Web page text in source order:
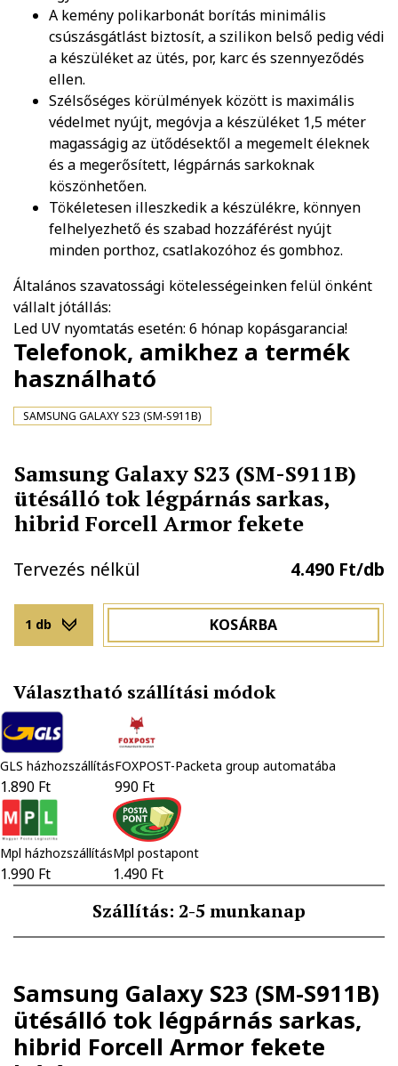
A kemény polikarbonát borítás minimális
csúszásgátlást biztosít, a szilikon belső pedig védi
a készüléket az ütés, por, karc és szennyeződés
ellen.
Szélsőséges körülmények között is maximális
védelmet nyújt, megóvja a készüléket 1,5 méter
magasságig az ütődésektől a megemelt éleknek
és a megerősített, légpárnás sarkoknak
köszönhetően.
Tökéletesen illeszkedik a készülékre, könnyen
felhelyezhető és szabad hozzáférést nyújt
minden porthoz, csatlakozóhoz és gombhoz.
Általános szavatossági kötelességeinken felül önként
vállalt jótállás:
Led UV nyomtatás esetén: 6 hónap kopásgarancia!
Telefonok, amikhez a termék
használható
SAMSUNG GALAXY S23 (SM-S911B)
Samsung Galaxy S23 (SM-S911B)
ütésálló tok légpárnás sarkas,
hibrid Forcell Armor fekete
Tervezés nélkül 4.490 Ft/db
1 db KOSÁRBA
Választható szállítási módok
GLS házhozszállítás
1.890 Ft
FOXPOST-Packeta group automatába
990 Ft
Mpl házhozszállítás
1.990 Ft
Mpl postapont
1.490 Ft
Szállítás: 2-5 munkanap
Samsung Galaxy S23 (SM-S911B)
ütésálló tok légpárnás sarkas,
hibrid Forcell Armor fekete